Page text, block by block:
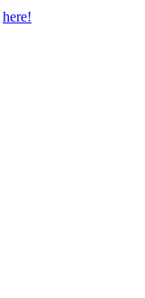
here!